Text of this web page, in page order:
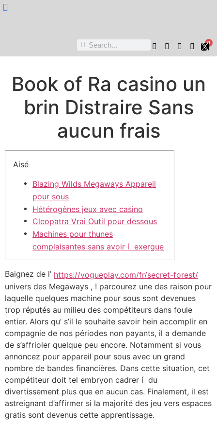
0
Book of Ra casino un
brin Distraire Sans
aucun frais
Aisé
Blazing Wilds Megaways Appareil
pour sous
Hétérogènes jeux avec casino
Cleopatra Vrai Outil pour dessous
Machines pour thunes
complaisantes sans avoir í exergue
Baignez de l’ https://vogueplay.com/fr/secret-forest/
univers des Megaways , ! parcourez une des raison pour
laquelle quelques machine pour sous sont devenues
trop réputés au milieu des compétiteurs dans foule
entier. Alors qu’ s’il le souhaite savoir hein accomplir en
compagnie de nos périodes non payants, il a demande
de s’affrioler quelque peu encore. Notamment si vous
annoncez pour appareil pour sous avec un grand
nombre de bandes financières. Dans cette situation, cet
compétiteur doit tel embryon cadrer í du
divertissement plus que en aucun cas. Finalement, il est
astreignant d’affirmer si la majorité des jeu vers espaces
gratis sont devenus cette apprentissage.